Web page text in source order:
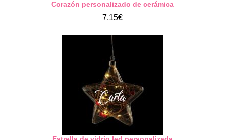
Corazón personalizado de cerámica
7,15€